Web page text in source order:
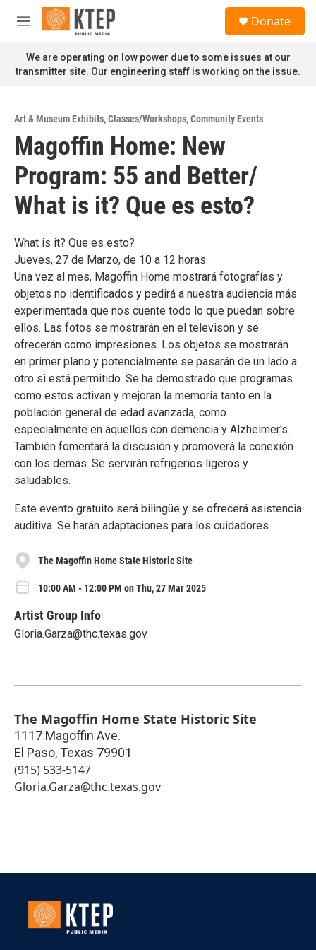
Skip to main content
M
n
u
Donate
We are operating on low power due to some issues at our
transmitter site. Our engineering staff is working on the issue.
Art & Museum Exhibits,Classes/Workshops,Community Events
Magoffin Home: New
Program: 55 and Better/
What is it? Que es esto?
What is it? Que es esto?
Jueves, 27 de Marzo, de 10 a 12 horas
Una vez al mes, Magoffin Home mostrará fotografías y
objetos no identificados y pedirá a nuestra audiencia más
experimentada que nos cuente todo lo que puedan sobre
ellos. Las fotos se mostrarán en el televison y se
ofrecerán como impresiones. Los objetos se mostrarán
en primer plano y potencialmente se pasarán de un lado a
otro si está permitido. Se ha demostrado que programas
como estos activan y mejoran la memoria tanto en la
población general de edad avanzada, como
especialmente en aquellos con demencia y Alzheimer's.
También fomentará la discusión y promoverá la conexión
con los demás. Se servirán refrigerios ligeros y
saludables.
Este evento gratuito será bilingüe y se ofrecerá asistencia
auditiva. Se harán adaptaciones para los cuidadores.
The Magoffin Home State Historic Site
10:00 AM - 12:00 PM on Thu, 27 Mar 2025
Artist Group Info
Gloria.Garza@thc.texas.gov
The Magoffin Home State Historic Site
1117 Magoffin Ave.
El Paso, Texas 79901
(915) 533-5147
Gloria.Garza@thc.texas.gov